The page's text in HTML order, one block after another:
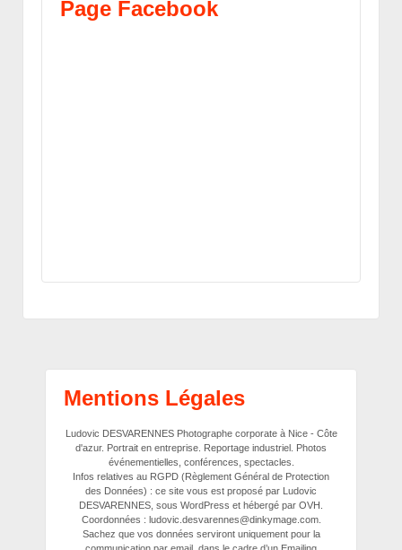
Page Facebook
Mentions Légales
Ludovic DESVARENNES Photographe corporate à Nice - Côte
d'azur. Portrait en entreprise. Reportage industriel. Photos
événementielles, conférences, spectacles.
Infos relatives au RGPD (Règlement Général de Protection
des Données) : ce site vous est proposé par Ludovic
DESVARENNES, sous WordPress et hébergé par OVH.
Coordonnées : ludovic.desvarennes@dinkymage.com.
Sachez que vos données serviront uniquement pour la